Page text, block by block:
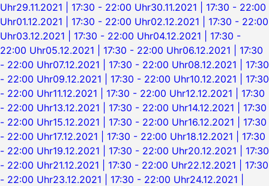
Uhr29.11.2021 | 17:30 - 22:00 Uhr30.11.2021 | 17:30 - 22:00
Uhr01.12.2021 | 17:30 - 22:00 Uhr02.12.2021 | 17:30 - 22:00
Uhr03.12.2021 | 17:30 - 22:00 Uhr04.12.2021 | 17:30 -
22:00 Uhr05.12.2021 | 17:30 - 22:00 Uhr06.12.2021 | 17:30
- 22:00 Uhr07.12.2021 | 17:30 - 22:00 Uhr08.12.2021 | 17:30
- 22:00 Uhr09.12.2021 | 17:30 - 22:00 Uhr10.12.2021 | 17:30
- 22:00 Uhr11.12.2021 | 17:30 - 22:00 Uhr12.12.2021 | 17:30
- 22:00 Uhr13.12.2021 | 17:30 - 22:00 Uhr14.12.2021 | 17:30
- 22:00 Uhr15.12.2021 | 17:30 - 22:00 Uhr16.12.2021 | 17:30
- 22:00 Uhr17.12.2021 | 17:30 - 22:00 Uhr18.12.2021 | 17:30
- 22:00 Uhr19.12.2021 | 17:30 - 22:00 Uhr20.12.2021 | 17:30
- 22:00 Uhr21.12.2021 | 17:30 - 22:00 Uhr22.12.2021 | 17:30
- 22:00 Uhr23.12.2021 | 17:30 - 22:00 Uhr24.12.2021 |